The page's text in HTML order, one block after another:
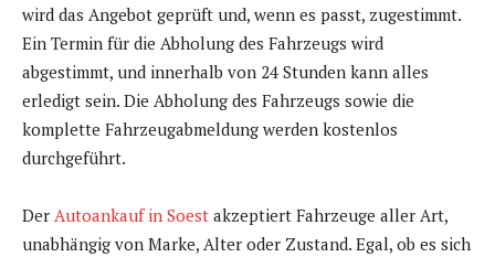
wird das Angebot geprüft und, wenn es passt, zugestimmt.
Ein Termin für die Abholung des Fahrzeugs wird
abgestimmt, und innerhalb von 24 Stunden kann alles
erledigt sein. Die Abholung des Fahrzeugs sowie die
komplette Fahrzeugabmeldung werden kostenlos
durchgeführt.
Der Autoankauf in Soest akzeptiert Fahrzeuge aller Art,
unabhängig von Marke, Alter oder Zustand. Egal, ob es sich